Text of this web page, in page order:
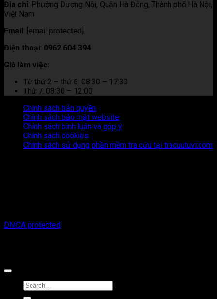
Địa chỉ: Phường Dương Nội, Quận Hà Đông, Thành phố Hà Nội,
Việt Nam
Email: [email protected]
Điện thoại: 0962.604.394
Giờ làm việc:
Từ thứ 2 – thứ 6: 08:30 – 17:30
Thứ 7: 08:30 – 12:00
Chính sách bản quyền
Chính sách bảo mật website
Chính sách bình luận và góp ý
Chính sách cookies
Chính sách sử dụng phần mềm tra cứu tại tracuutuvi.com
DMCA protected